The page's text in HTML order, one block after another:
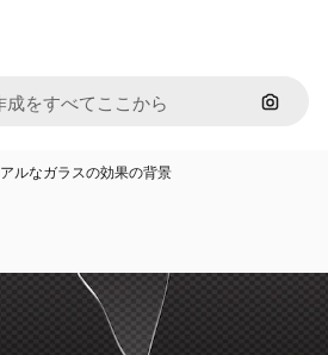
画像で
ルなガラスの効果の背景